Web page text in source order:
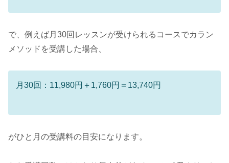
で、例えば月30回レッスンが受けられるコースでカラン
メソッドを受講した場合、
月30回：11,980円＋1,760円＝13,740円
がひと月の受講料の目安になります。